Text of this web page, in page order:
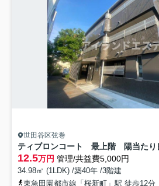
世田谷区弦巻
12.5万円 管理/共益費5,000円
34.98㎡ (1LDK) /築40年 /3階建
東急田園都市線「桜新町」駅 徒歩12分